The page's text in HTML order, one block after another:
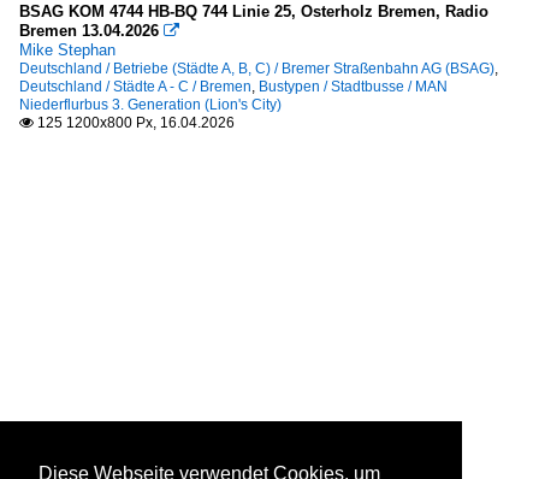
BSAG KOM 4744 HB-BQ 744 Linie 25, Osterholz Bremen, Radio
Bremen 13.04.2026 
Mike Stephan
Deutschland / Betriebe (Städte A, B, C) / Bremer Straßenbahn AG (BSAG)
Deutschland / Städte A - C / Bremen Bustypen / Stadtbusse / MAN
Niederflurbus 3. Generation (Lion's City)
 125 1200x800 Px, 16.04.2026
Diese Webseite verwendet Cookies, um